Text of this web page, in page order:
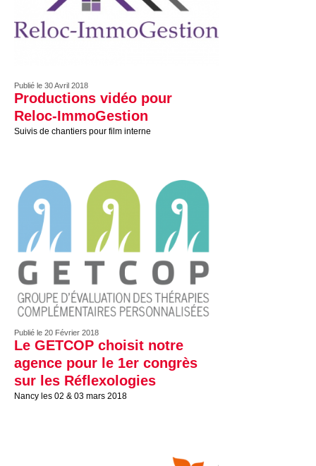
Publié le 30 Avril 2018
Productions vidéo pour
Reloc-ImmoGestion
Suivis de chantiers pour film interne
Publié le 20 Février 2018
Le GETCOP choisit notre
agence pour le 1er congrès
sur les Réflexologies
Nancy les 02 & 03 mars 2018